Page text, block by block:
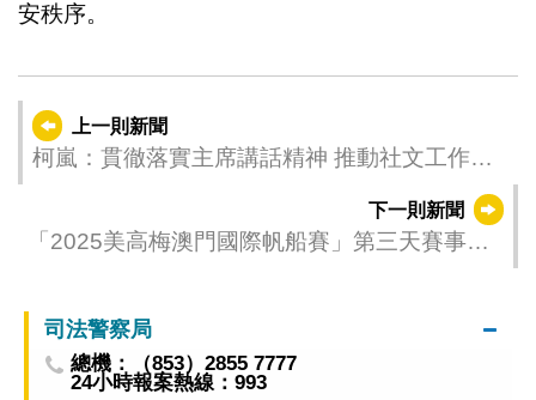
安秩序。
上一則新聞
柯嵐：貫徹落實主席講話精神 推動社文工作向
下一則新聞
「2025美高梅澳門國際帆船賽」第三天賽事激
司法警察局
總機：（853）2855 7777
24小時報案熱線：993